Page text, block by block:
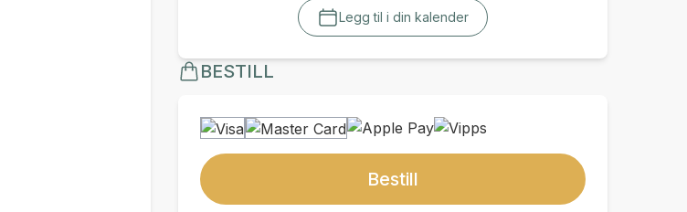
Legg til i din kalender
BESTILL
Bestill